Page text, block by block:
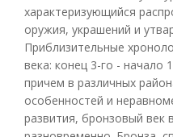
характеризующийся
оружия, украшений и
Приблизительные
века: конец 3-го - начало
причем в различных
особенностей и
развития, бронзовый век